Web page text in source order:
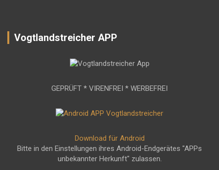
Vogtlandstreicher APP
GEPRÜFT * VIRENFREI * WERBEFREI
Download für Android
Bitte in den Einstellungen ihres Android-Endgerätes "APPs
unbekannter Herkunft" zulassen.